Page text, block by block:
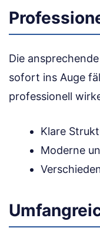
Die
sofort ins Auge
professionell
Klare
Moderne